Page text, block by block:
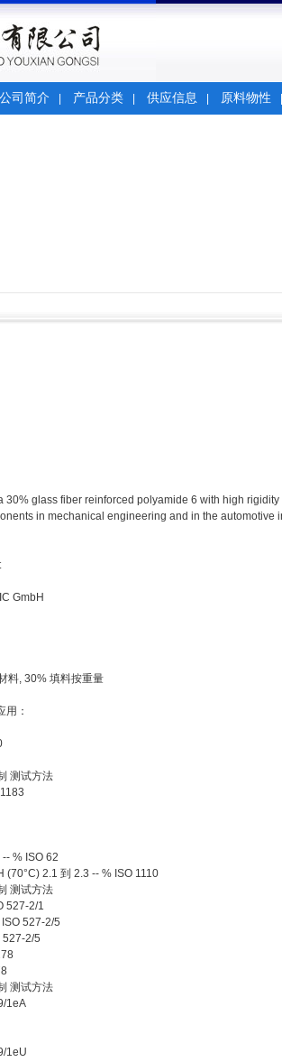
公司简介 产品分类 供应信息 原料物性
30% glass fiber reinforced polyamide 6 with high
in mechanical engineering and in the automotive
GmbH
料, 30% 填料按重量
用：
测试方法
% ISO 62
2.1 到 2.3 -- % ISO 1110
测试方法
527-2/1
527-2/5
527-2/5
测试方法
1eA
1eU